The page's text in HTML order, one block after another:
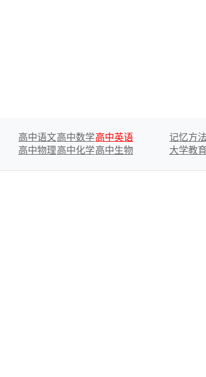
高中语文高中数学高中英语
高中物理高中化学高中生物
记忆方法
大学教育